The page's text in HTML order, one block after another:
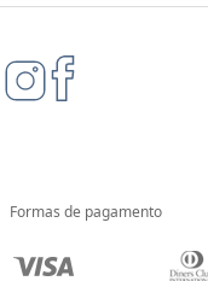
Formas de pagamento